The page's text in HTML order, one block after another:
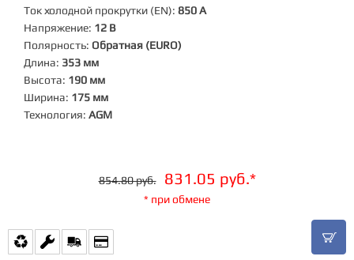
Ток холодной прокрутки (EN): 850 А
Напряжение: 12 В
Полярность: Обратная (EURO)
Длина: 353 мм
Высота: 190 мм
Ширина: 175 мм
Технология: AGM
854.80 руб. 831.05 руб.*
* при обмене